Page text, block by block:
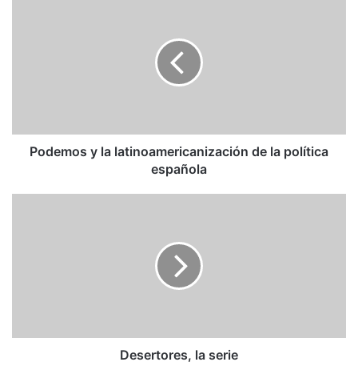
Podemos y la latinoamericanización de la política
española
Desertores, la serie